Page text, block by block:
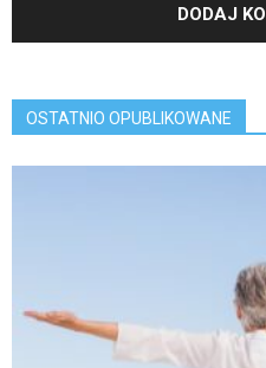
OSTATNIO OPUBLIKOWANE